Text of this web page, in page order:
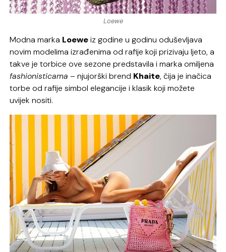
Loewe
Modna marka Loeweiz godine u godinu oduševljava
novim modelima izrađenima od rafije koji prizivaju ljeto, a
takve je torbice ove sezone predstavila i marka omiljena
fashionisticama – njujorški brend Khaite, čija je inačica
torbe od rafije simbol elegancije i klasik koji možete
uvijek nositi.